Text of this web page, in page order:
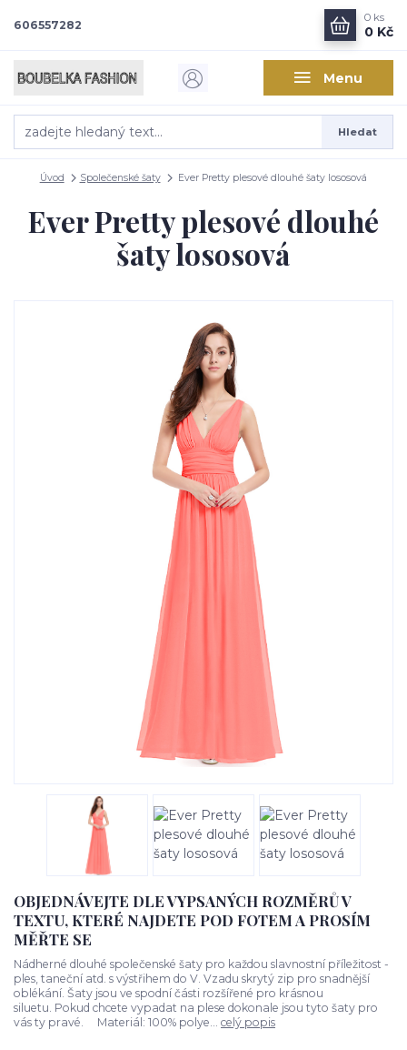
Menu
Hledat
606557282
0 ks
0 Kč
Úvod Společenské šaty Ever Pretty plesové dlouhé šaty lososová
Ever Pretty plesové dlouhé
šaty lososová
OBJEDNÁVEJTE DLE VYPSANÝCH ROZMĚRŮ V
TEXTU, KTERÉ NAJDETE POD FOTEM A PROSÍM
MĚŘTE SE
Nádherné dlouhé společenské šaty pro každou slavnostní příležitost -
ples, taneční atd. s výstřihem do V. Vzadu skrytý zip pro snadnější
oblékání. Šaty jsou ve spodní části rozšířené pro krásnou
siluetu. Pokud chcete vypadat na plese dokonale jsou tyto šaty pro
vás ty pravé. Materiál: 100% polye... celý popis